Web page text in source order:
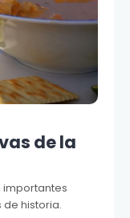
de la
importantes
historia.